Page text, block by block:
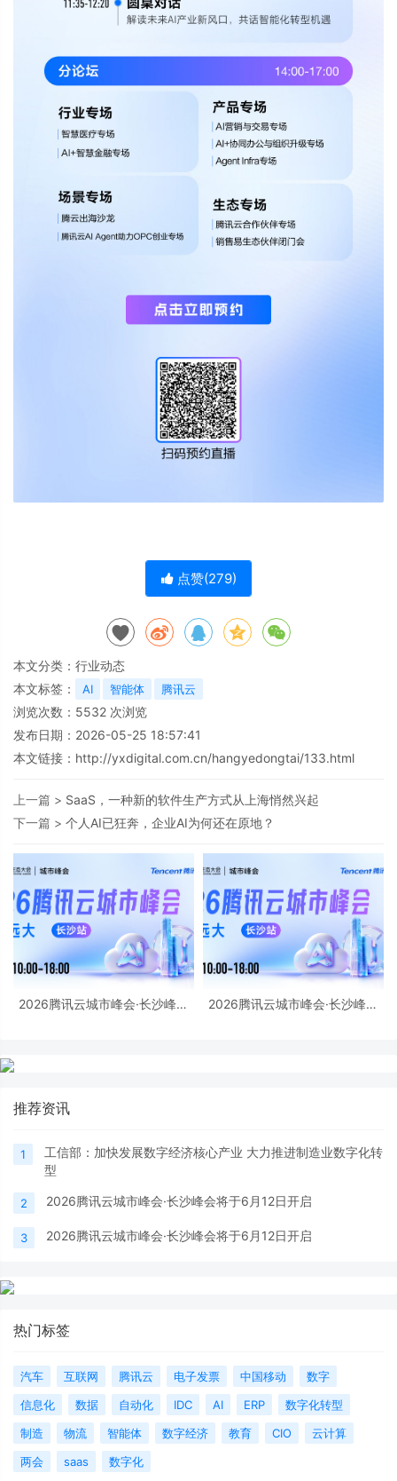
点赞(279)
本文分类： 行业动态
本文标签：
AI 智能体 腾讯云
浏览次数： 5532 次浏览
发布日期：2026-05-25 18:57:41
本文链接： http://yxdigital.com.cn/hangyedongtai/133.html
上一篇 > SaaS，一种新的软件生产方式从上海悄然兴起
下一篇 > 个人AI已狂奔，企业AI为何还在原地？
2026腾讯云城市峰会·长沙峰会
2026腾讯云城市峰会·长沙峰会
推荐资讯
1
工信部：加快发展数字经济核心产业 大力推进制造业数字化转
型
2 2026腾讯云城市峰会·长沙峰会将于6月12日开启
3 2026腾讯云城市峰会·长沙峰会将于6月12日开启
热门标签
汽车 互联网 腾讯云 电子发票 中国移动
数字
信息化
数据 自动化 IDC AI ERP
数字化转型
制造
物流 智能体 数字经济 教育 CIO
云计算
两会
saas 数字化